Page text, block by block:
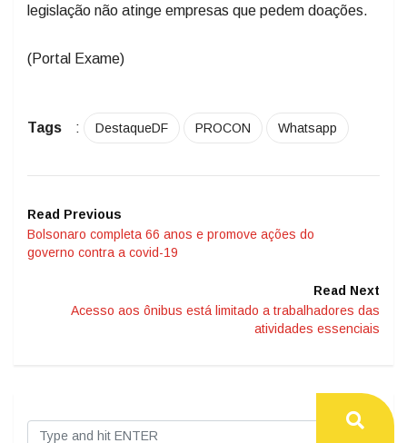
legislação não atinge empresas que pedem doações.
(Portal Exame)
Tags : DestaqueDF PROCON Whatsapp
Read Previous
Bolsonaro completa 66 anos e promove ações do
governo contra a covid-19
Read Next
Acesso aos ônibus está limitado a trabalhadores das
atividades essenciais